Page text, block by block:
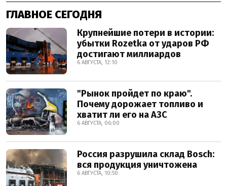
ГЛАВНОЕ СЕГОДНЯ
Крупнейшие потери в истории:
убытки Rozetka от ударов РФ
достигают миллиардов
6 АВГУСТА, 12:10
"Рынок пройдет по краю".
Почему дорожает топливо и
хватит ли его на АЗС
6 АВГУСТА, 06:00
Россия разрушила склад Bosch:
вся продукция уничтожена
6 АВГУСТА, 10:50